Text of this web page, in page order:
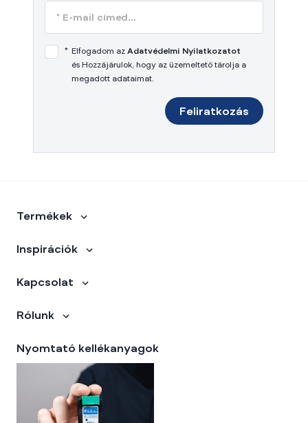
* Elfogadom az Adatvédelmi Nyilatkozatot
és Hozzájárulok, hogy az üzemeltető tárolja a
megadott adataimat.
Feliratkozás
Termékek
Inspirációk
Kapcsolat
Rólunk
Nyomtató kellékanyagok